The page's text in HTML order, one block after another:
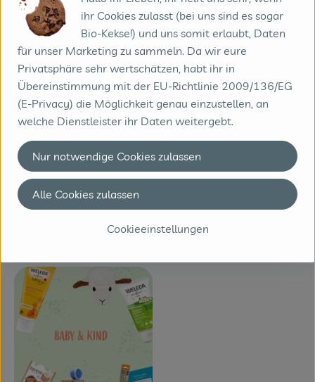
Beikost Rezeptideen
entdecken
Kochboxen
ihr Cookies zulasst (bei uns sind es sogar
Bio-Kekse!) und uns somit erlaubt, Daten
für unser Marketing zu sammeln. Da wir eure
Privatsphäre sehr wertschätzen, habt ihr in
Übereinstimmung mit der EU-Richtlinie 2009/136/EG
(E-Privacy) die Möglichkeit genau einzustellen, an
welche Dienstleister ihr Daten weitergebt.
Cookieeinstellungen
Nur notwendige Cookies zulassen
Alle Cookies zulassen